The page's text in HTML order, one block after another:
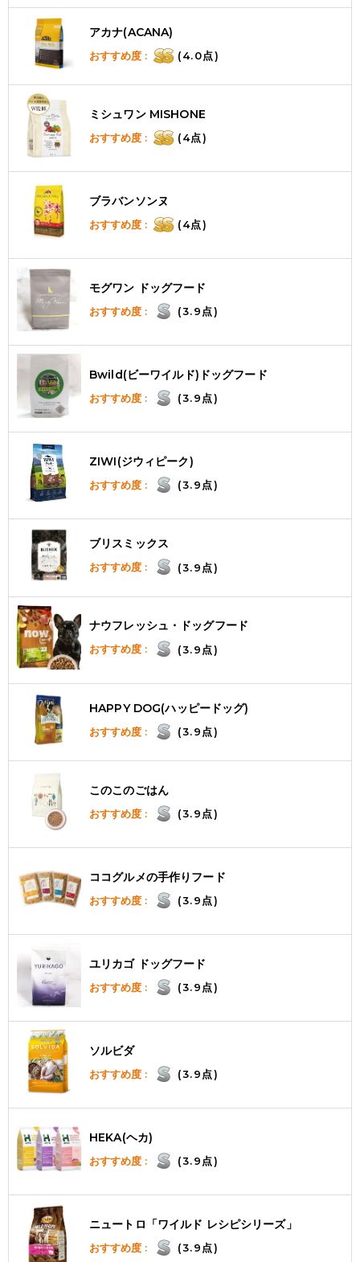
アカナ(ACANA)
おすすめ度 : (4.0点)
ミシュワン MISHONE
おすすめ度 : (4点)
ブラバンソンヌ
おすすめ度 : (4点)
モグワン ドッグフード
おすすめ度 : (3.9点)
Bwild(ビーワイルド)ドッグフード
おすすめ度 : (3.9点)
ZIWI(ジウィピーク)
おすすめ度 : (3.9点)
ブリスミックス
おすすめ度 : (3.9点)
ナウフレッシュ・ドッグフード
おすすめ度 : (3.9点)
HAPPY DOG(ハッピードッグ)
おすすめ度 : (3.9点)
このこのごはん
おすすめ度 : (3.9点)
ココグルメの手作りフード
おすすめ度 : (3.9点)
ユリカゴ ドッグフード
おすすめ度 : (3.9点)
ソルビダ
おすすめ度 : (3.9点)
HEKA(ヘカ)
おすすめ度 : (3.9点)
ニュートロ「ワイルド レシピシリーズ」
おすすめ度 : (3.9点)